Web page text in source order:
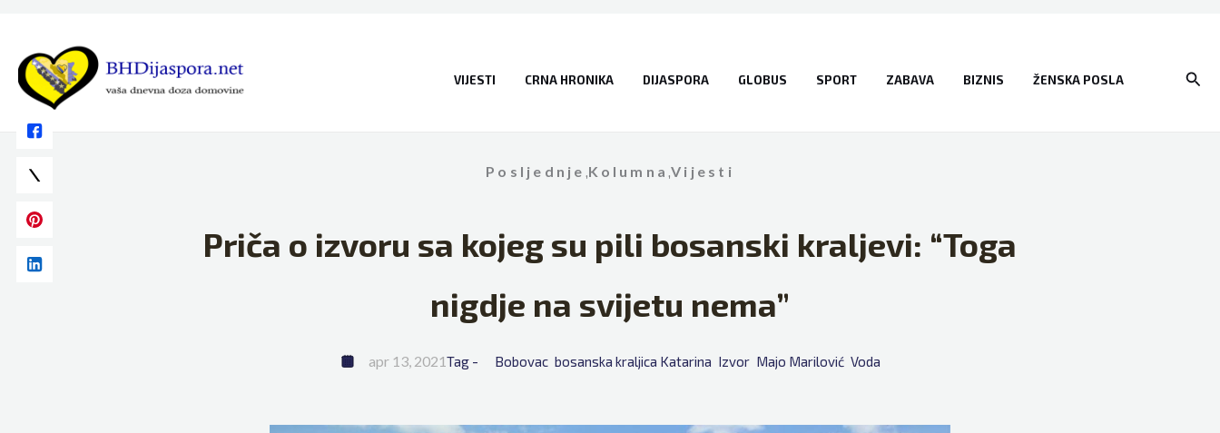
content
VIJESTI CRNA HRONIKA DIJASPORA GLOBUS SPORT ZABAVA BIZNIS ŽENSKA POSLA
Posljednje ,Kolumna,Vijesti
Priča o izvoru sa kojeg su pili bosanski kraljevi: “Toga
nigdje na svijetu nema”
apr 13, 2021Tag - Bobovac bosanska kraljica Katarina Izvor Majo Marilović Voda